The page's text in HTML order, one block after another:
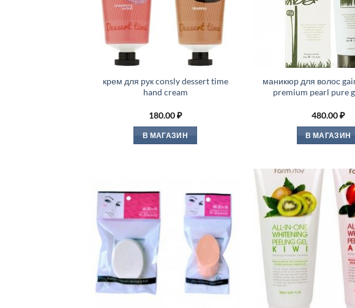
крем для рук consly dessert time
hand cream
180.00₽
В МАГАЗИН
маникюр для волос
premium pearl pure
480.00₽
В МАГАЗИН